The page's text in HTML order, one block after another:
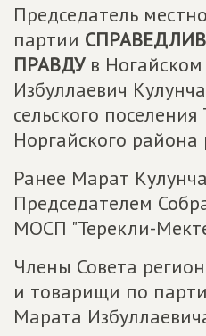
Председатель
партии
ПРАВДУв
Избуллаевич
сельского
Норгайского района
Ранее Марат
Председателем
МОСП "Терекли-
Члены Совета
и товарищи по
Марата